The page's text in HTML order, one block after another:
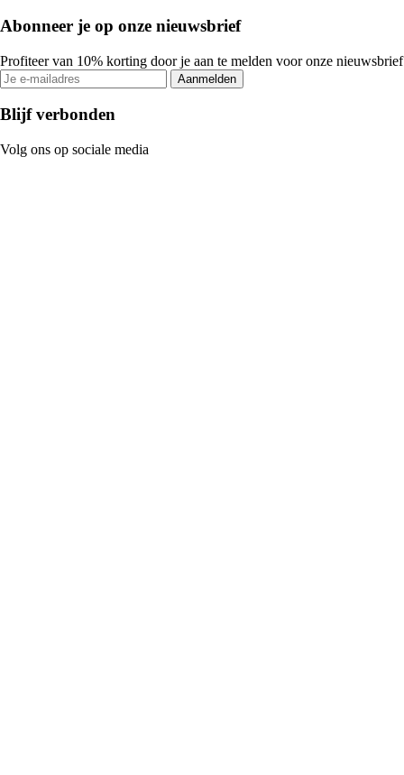
Abonneer je op onze nieuwsbrief
Profiteer van 10% korting door je aan te melden voor onze nieuwsbrief
Aanmelden
Blijf verbonden
Volg ons op sociale media